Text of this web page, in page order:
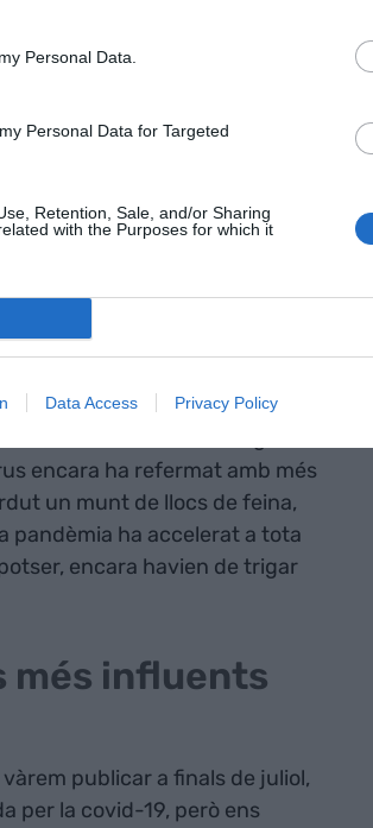
Personal Data.
Personal Data for Targeted
Retention, Sale, and/or Sharing
with the Purposes for which it
Data Access Privacy Policy
millor pagades del moment |
triomfen en el
com ho són els metges o
encara ha refermat amb més
un munt de llocs de feina,
pandèmia ha accelerat a tota
encara havien de trigar
més influents
publicar a finals de juliol,
per la covid-19, però ens